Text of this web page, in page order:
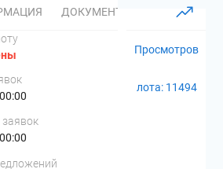
ДОКУМЕНТЫ
Просмотров
лота: 11494